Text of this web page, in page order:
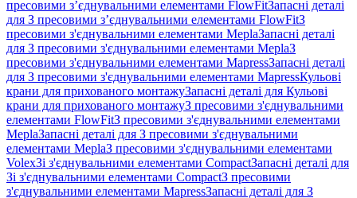
пресовими з’єднувальними елементами FlowFitЗапасні деталі
для З пресовими з’єднувальними елементами FlowFitЗ
пресовими з'єднувальними елементами MeplaЗапасні деталі
для З пресовими з'єднувальними елементами MeplaЗ
пресовими з'єднувальними елементами MapressЗапасні деталі
для З пресовими з'єднувальними елементами MapressКульові
крани для прихованого монтажуЗапасні деталі для Кульові
крани для прихованого монтажуЗ пресовими з'єднувальними
елементами FlowFitЗ пресовими з'єднувальними елементами
MeplaЗапасні деталі для З пресовими з'єднувальними
елементами MeplaЗ пресовими з'єднувальними елементами
VolexЗі з'єднувальними елементами CompactЗапасні деталі для
Зі з'єднувальними елементами CompactЗ пресовими
з'єднувальними елементами MapressЗапасні деталі для З